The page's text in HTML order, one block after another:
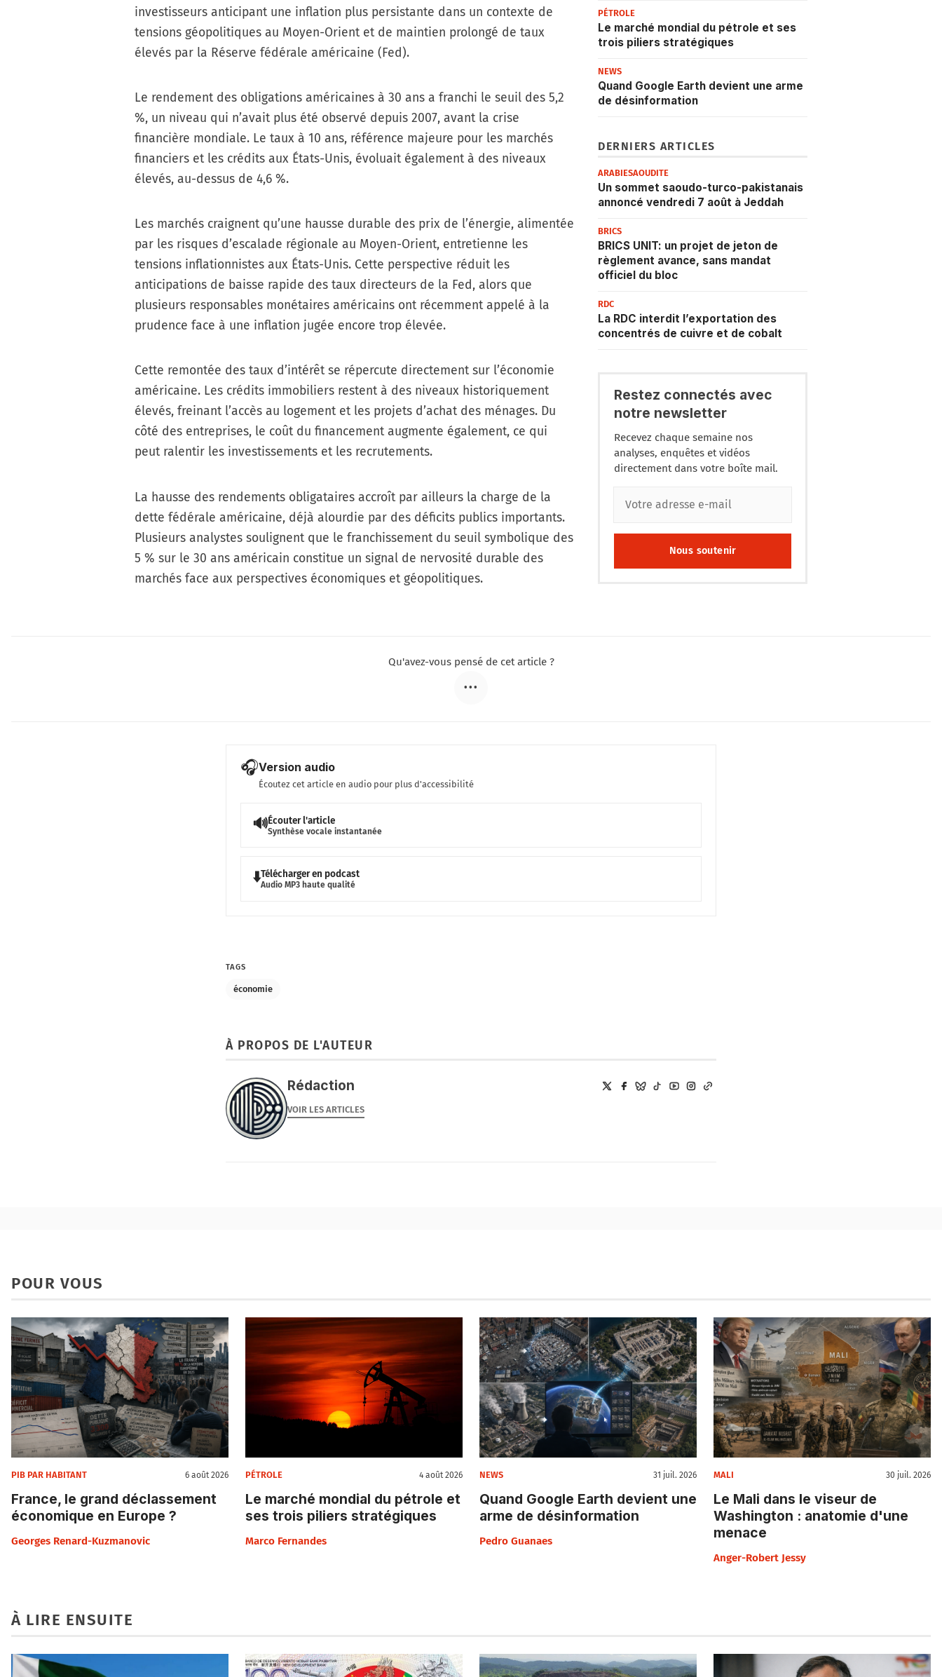
investisseurs anticipant une inflation plus persistante dans un contexte de
tensions géopolitiques au Moyen-Orient et de maintien prolongé de taux
élevés par la Réserve fédérale américaine (Fed).
Le rendement des obligations américaines à 30 ans a franchi le seuil des 5,2
%, un niveau qui n’avait plus été observé depuis 2007, avant la crise
financière mondiale. Le taux à 10 ans, référence majeure pour les marchés
financiers et les crédits aux États-Unis, évoluait également à des niveaux
élevés, au-dessus de 4,6 %.
Les marchés craignent qu’une hausse durable des prix de l’énergie, alimentée
par les risques d’escalade régionale au Moyen-Orient, entretienne les
tensions inflationnistes aux États-Unis. Cette perspective réduit les
anticipations de baisse rapide des taux directeurs de la Fed, alors que
plusieurs responsables monétaires américains ont récemment appelé à la
prudence face à une inflation jugée encore trop élevée.
Cette remontée des taux d’intérêt se répercute directement sur l’économie
américaine. Les crédits immobiliers restent à des niveaux historiquement
élevés, freinant l’accès au logement et les projets d’achat des ménages. Du
côté des entreprises, le coût du financement augmente également, ce qui
peut ralentir les investissements et les recrutements.
La hausse des rendements obligataires accroît par ailleurs la charge de la
dette fédérale américaine, déjà alourdie par des déficits publics importants.
Plusieurs analystes soulignent que le franchissement du seuil symbolique des
5 % sur le 30 ans américain constitue un signal de nervosité durable des
marchés face aux perspectives économiques et géopolitiques.
PÉTROLE
Le marché mondial du pétrole et ses
trois piliers stratégiques
NEWS
Quand Google Earth devient une arme
de désinformation
DERNIERS ARTICLES
ARABIESAOUDITE
Un sommet saoudo-turco-pakistanais
annoncé vendredi 7 août à Jeddah
BRICS
BRICS UNIT: un projet de jeton de
règlement avance, sans mandat
officiel du bloc
RDC
La RDC interdit l’exportation des
concentrés de cuivre et de cobalt
Restez connectés avec
notre newsletter
Recevez chaque semaine nos
analyses, enquêtes et vidéos
directement dans votre boîte mail.
Nous soutenir
Qu'avez-vous pensé de cet article ?
•••
🎧Version audio
Écoutez cet article en audio pour plus d'accessibilité
🔊Écouter l'article
Synthèse vocale instantanée
⬇️Télécharger en podcast
Audio MP3 haute qualité
TAGS
économie
À PROPOS DE L'AUTEUR
Rédaction
VOIR LES ARTICLES
POUR VOUS
PIB PAR HABITANT 6 août 2026
France, le grand déclassement
économique en Europe ?
Georges Renard-Kuzmanovic
PÉTROLE 4 août 2026
Le marché mondial du pétrole et
ses trois piliers stratégiques
Marco Fernandes
NEWS 31 juil. 2026
Quand Google Earth devient une
arme de désinformation
Pedro Guanaes
MALI 30 juil. 2026
Le Mali dans le viseur de
Washington : anatomie d'une
menace
Anger-Robert Jessy
À LIRE ENSUITE